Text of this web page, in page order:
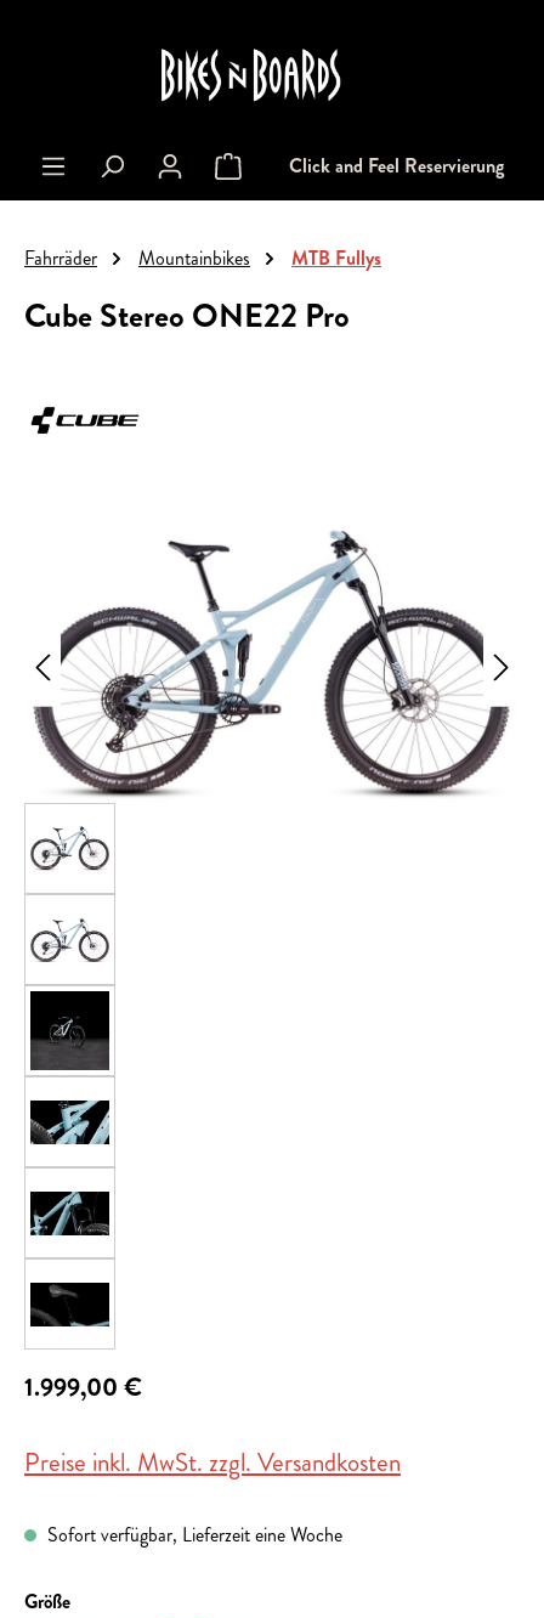
Warenkorb enthält 0 Positionen. Der
Click and Feel Reservierung
Fahrräder Mountainbikes MTB Fullys
Cube Stereo ONE22 Pro
Bildergalerie überspringen
1.999,00 €
Preise inkl. MwSt. zzgl. Versandkosten
Sofort verfügbar, Lieferzeit eine Woche
Größeauswählen